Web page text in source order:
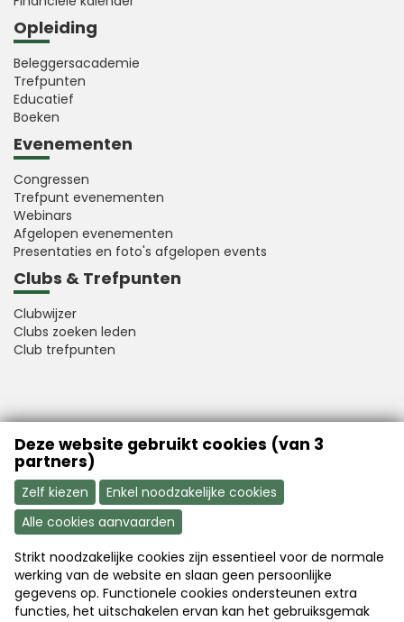
Opleiding
Beleggersacademie
Trefpunten
Educatief
Boeken
Evenementen
Congressen
Trefpunt evenementen
Webinars
Afgelopen evenementen
Presentaties en foto's afgelopen events
Clubs & Trefpunten
Clubwijzer
Clubs zoeken leden
Club trefpunten
VFB is a member of Better Finance
Aanmelden Word nu lid
Deze website gebruikt cookies (van 3
partners)
Zelf kiezen
Enkel noodzakelijke cookies
Alle cookies aanvaarden
Strikt noodzakelijke cookies zijn essentieel voor de normale
werking van de website en slaan geen persoonlijke
gegevens op. Functionele cookies ondersteunen extra
functies, het uitschakelen ervan kan het gebruiksgemak